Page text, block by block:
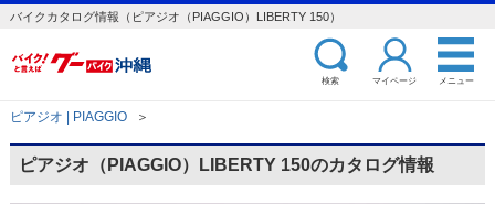
バイクカタログ情報（ピアジオ（PIAGGIO）LIBERTY 150）
検索 マイページ メニュー
ピアジオ | PIAGGIO ＞
ピアジオ（PIAGGIO）LIBERTY 150のカタログ情報